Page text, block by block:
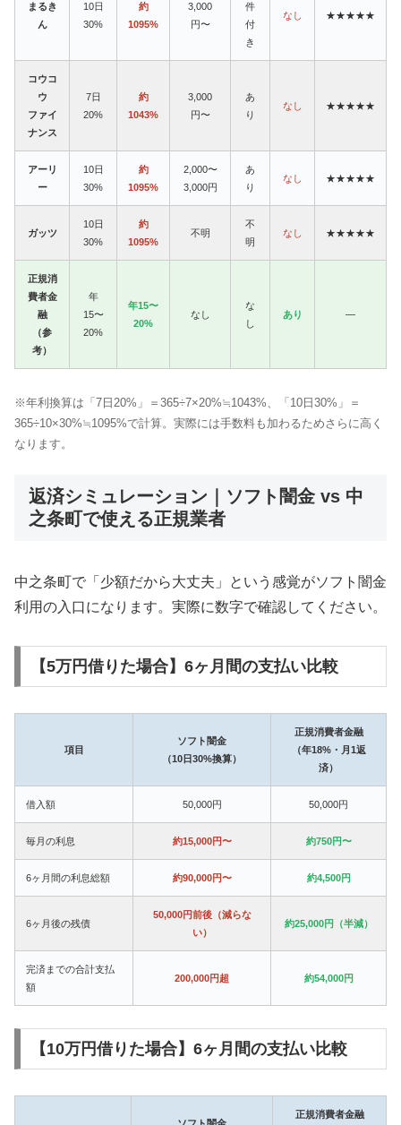
まるき
ん
10日
30%
約
1095%
3,000
円〜
件
付
き
なし ★★★★★
コウコ
ウ
ファイ
ナンス
7日
20%
約
1043%
3,000
円〜
あ
り
なし ★★★★★
アーリ
ー
10日
30%
約
1095%
2,000〜
3,000円
あ
り
なし ★★★★★
ガッツ
10日
30%
約
1095%
不明
不
明
なし ★★★★★
正規消
費者金
融
（参
考）
年
15〜
20%
年15〜
20%
なし
な
し
あり —
※年利換算は「7日20%」＝365÷7×20%≒1043%、「10日30%」＝
365÷10×30%≒1095%で計算。実際には手数料も加わるためさらに高く
なります。
返済シミュレーション｜ソフト闇金 vs 中
之条町で使える正規業者
中之条町で「少額だから大丈夫」という感覚がソフト闇金
利用の入口になります。実際に数字で確認してください。
【5万円借りた場合】6ヶ月間の支払い比較
項目
ソフト闇金
（10日30%換算）
正規消費者金融
（年18%・月1返
済）
借入額 50,000円 50,000円
毎月の利息 約15,000円〜 約750円〜
6ヶ月間の利息総額 約90,000円〜 約4,500円
6ヶ月後の残債
50,000円前後（減らな
い）
約25,000円（半減）
完済までの合計支払
額
200,000円超 約54,000円
【10万円借りた場合】6ヶ月間の支払い比較
正規消費者金融